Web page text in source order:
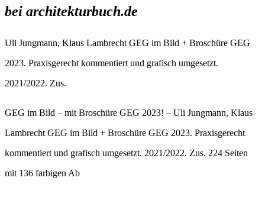
bei architekturbuch.de
Uli Jungmann, Klaus Lambrecht GEG im Bild + Broschüre GEG
2023. Praxisgerecht kommentiert und grafisch umgesetzt.
2021/2022. Zus.
GEG im Bild – mit Broschüre GEG 2023! – Uli Jungmann, Klaus
Lambrecht GEG im Bild + Broschüre GEG 2023. Praxisgerecht
kommentiert und grafisch umgesetzt. 2021/2022. Zus. 224 Seiten
mit 136 farbigen Ab